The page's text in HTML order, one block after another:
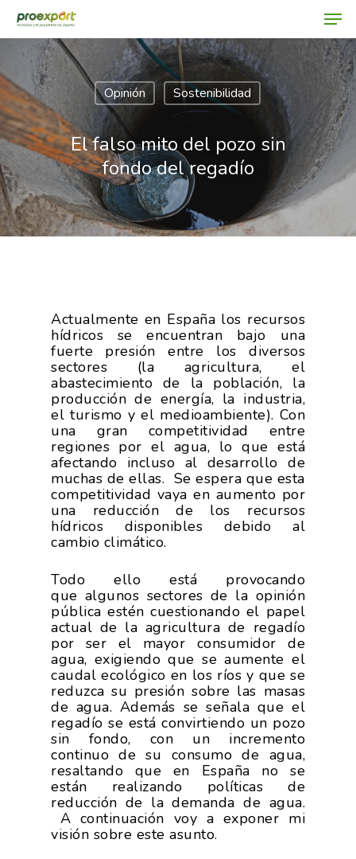
Hit enter to search or ESC to close
Opinión Sostenibilidad
El falso mito del pozo sin
fondo del regadío
Actualmente en España los recursos
hídricos se encuentran bajo una
fuerte presión entre los diversos
sectores (la agricultura, el
abastecimiento de la población, la
producción de energía, la industria,
el turismo y el medioambiente). Con
una gran competitividad entre
regiones por el agua, lo que está
afectando incluso al desarrollo de
muchas de ellas. Se espera que esta
competitividad vaya en aumento por
una reducción de los recursos
hídricos disponibles debido al
cambio climático.
Todo ello está provocando
que algunos sectores de la opinión
pública estén cuestionando el papel
actual de la agricultura de regadío
por ser el mayor consumidor de
agua, exigiendo que se aumente el
caudal ecológico en los ríos y que se
reduzca su presión sobre las masas
de agua. Además se señala que el
regadío se está convirtiendo un pozo
sin fondo, con un incremento
continuo de su consumo de agua,
resaltando que en España no se
están realizando políticas de
reducción de la demanda de agua.
A continuación voy a exponer mi
visión sobre este asunto.